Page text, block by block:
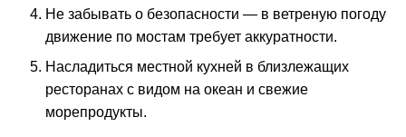
Не забывать о безопасности — в ветреную погоду
движение по мостам требует аккуратности.
Насладиться местной кухней в близлежащих
ресторанах с видом на океан и свежие
морепродукты.